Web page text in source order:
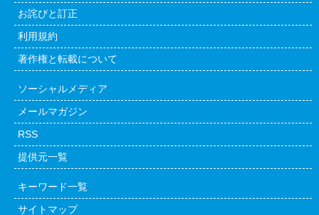
お詫びと訂正
利用規約
著作権と転載について
ソーシャルメディア
メールマガジン
RSS
提供元一覧
キーワード一覧
サイトマップ